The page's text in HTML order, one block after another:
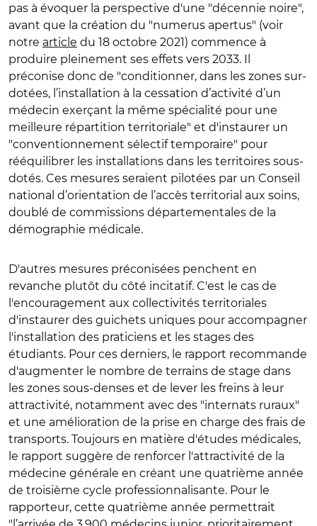
pas à évoquer la perspective d'une "décennie noire",
avant que la création du "numerus apertus" (voir
notre article du 18 octobre 2021) commence à
produire pleinement ses effets vers 2033. Il
préconise donc de "conditionner, dans les zones sur-
dotées, l’installation à la cessation d’activité d’un
médecin exerçant la même spécialité pour une
meilleure répartition territoriale" et d'instaurer un
"conventionnement sélectif temporaire" pour
rééquilibrer les installations dans les territoires sous-
dotés. Ces mesures seraient pilotées par un Conseil
national d’orientation de l’accès territorial aux soins,
doublé de commissions départementales de la
démographie médicale.
D'autres mesures préconisées penchent en
revanche plutôt du côté incitatif. C'est le cas de
l'encouragement aux collectivités territoriales
d'instaurer des guichets uniques pour accompagner
l'installation des praticiens et les stages des
étudiants. Pour ces derniers, le rapport recommande
d'augmenter le nombre de terrains de stage dans
les zones sous-denses et de lever les freins à leur
attractivité, notamment avec des "internats ruraux"
et une amélioration de la prise en charge des frais de
transports. Toujours en matière d'études médicales,
le rapport suggère de renforcer l'attractivité de la
médecine générale en créant une quatrième année
de troisième cycle professionnalisante. Pour le
rapporteur, cette quatrième année permettrait